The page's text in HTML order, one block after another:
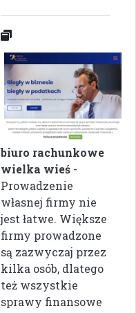
biuro rachunkowe
wielka wieś -
Prowadzenie
własnej firmy nie
jest łatwe. Większe
firmy prowadzone
są zazwyczaj przez
kilka osób, dlatego
też wszystkie
sprawy finansowe